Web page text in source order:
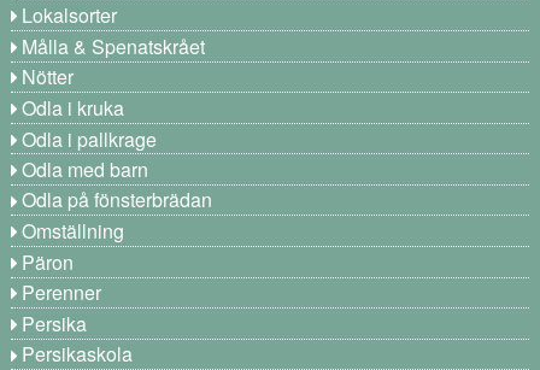
Lokalsorter
Målla & Spenatskrået
Nötter
Odla i kruka
Odla i pallkrage
Odla med barn
Odla på fönsterbrädan
Omställning
Päron
Perenner
Persika
Persikaskola